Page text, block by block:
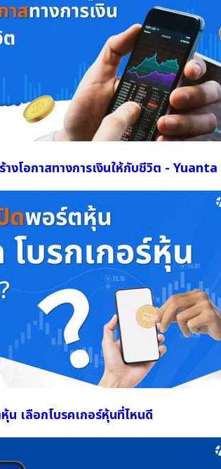
งโอกาสทางการเงินให้กับชีวิต - Yuanta
น เลือกโบรคเกอร์หุ้นที่ไหนดี